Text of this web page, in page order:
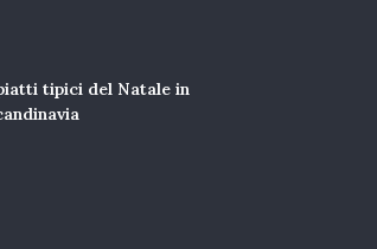
tipici del Natale in